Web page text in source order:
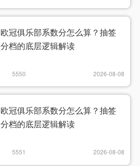
欧冠俱乐部系数分怎么算？抽签
分档的底层逻辑解读
5550 2026-08-08
欧冠俱乐部系数分怎么算？抽签
分档的底层逻辑解读
5551 2026-08-08